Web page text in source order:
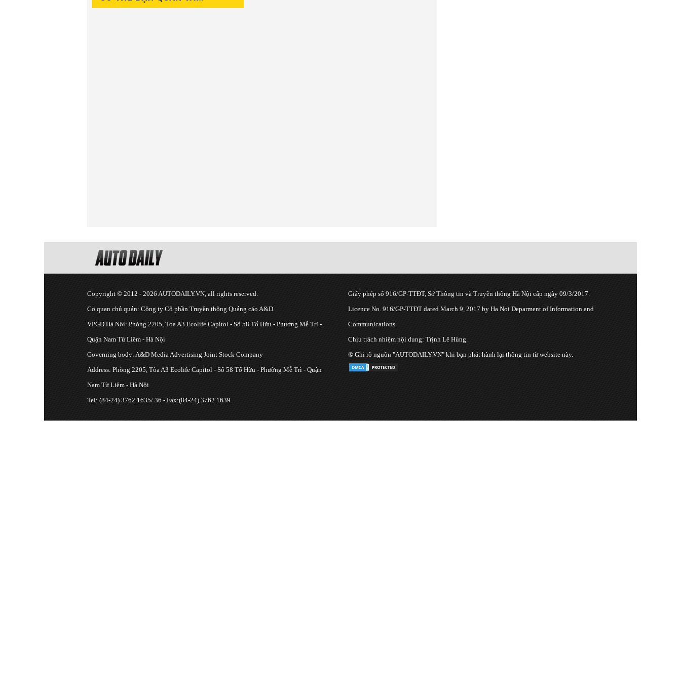
Copyright © 2012 - 2026 AUTODAILY.VN, all rights reserved.
Cơ quan chủ quản: Công ty Cổ phần Truyền thông Quảng cáo A&D.
VPGD Hà Nội: Phòng 2205, Tòa A3 Ecolife Capitol - Số 58 Tố Hữu - Phường Mễ Trì -
Quận Nam Từ Liêm - Hà Nội
Governing body: A&D Media Advertising Joint Stock Company
Address: Phòng 2205, Tòa A3 Ecolife Capitol - Số 58 Tố Hữu - Phường Mễ Trì - Quận
Nam Từ Liêm - Hà Nội
Tel: (84-24) 3762 1635/ 36 - Fax:(84-24) 3762 1639.
Giấy phép số 916/GP-TTĐT, Sở Thông tin và Truyền thông Hà Nội cấp ngày 09/3/2017.
Licence No. 916/GP-TTĐT dated March 9, 2017 by Ha Noi Deparment of Information and
Communications.
Chịu trách nhiệm nội dung: Trịnh Lê Hùng.
® Ghi rõ nguồn "AUTODAILY.VN" khi bạn phát hành lại thông tin từ website này.